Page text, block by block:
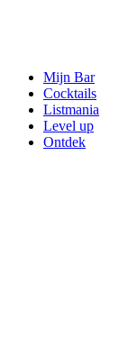
Mijn Bar
Cocktails
Listmania
Level up
Ontdek